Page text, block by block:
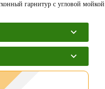
гарнитур с угловой мойкой